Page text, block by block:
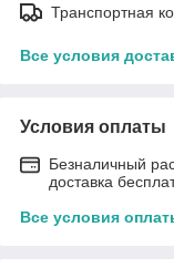
Транспортная
Все условия
Условия оплаты
Безналичный
доставка
Все условия